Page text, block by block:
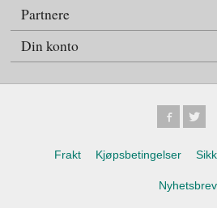
Partnere
Din konto
Frakt Kjøpsbetingelser
Nyhetsbrev